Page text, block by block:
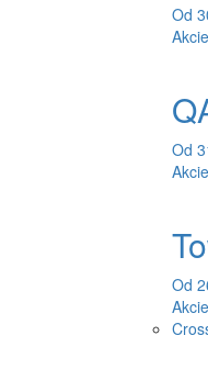
Od
Od
Od